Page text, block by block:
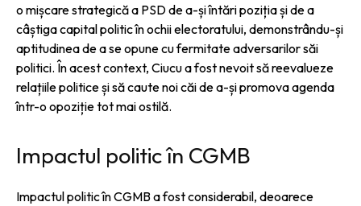
o mișcare strategică a PSD de a-și întări poziția și de a
câștiga capital politic în ochii electoratului, demonstrându-și
aptitudinea de a se opune cu fermitate adversarilor săi
politici. În acest context, Ciucu a fost nevoit să reevalueze
relațiile politice și să caute noi căi de a-și promova agenda
într-o opoziție tot mai ostilă.
Impactul politic în CGMB
Impactul politic în CGMB a fost considerabil, deoarece